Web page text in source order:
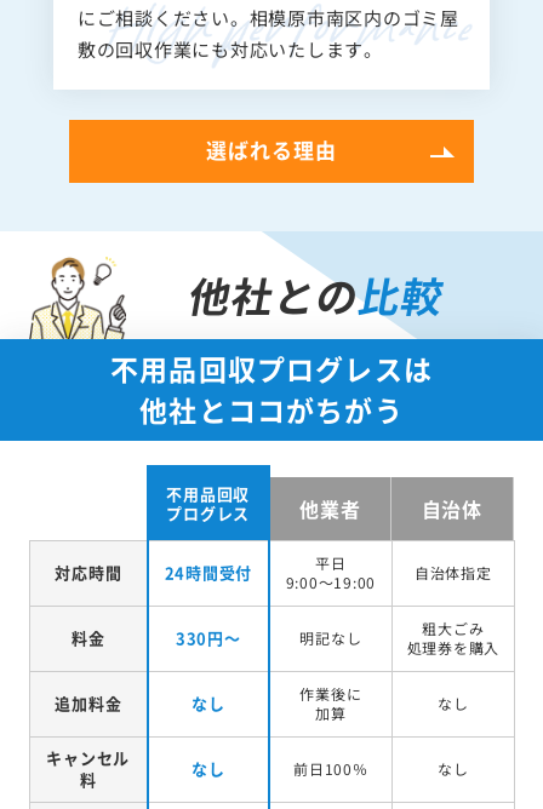
にご相談ください。相模原市南区内のゴミ屋
敷の回収作業にも対応いたします。
選ばれる理由
他社との比較
不用品回収プログレスは
他社とココがちがう
不用品回収
プログレス
他業者 自治体
対応時間 24時間受付
平日
9:00～19:00
自治体指定
料金 330円～ 明記なし
粗大ごみ
処理券を購入
追加料金 なし
作業後に
加算
なし
キャンセル
料
なし 前日100％ なし